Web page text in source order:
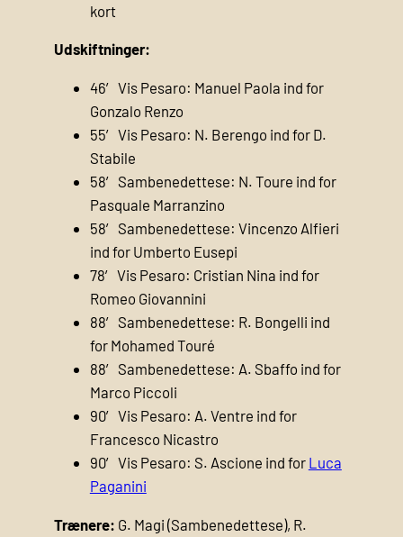
kort
Udskiftninger:
46′ Vis Pesaro: Manuel Paola ind for
Gonzalo Renzo
55′ Vis Pesaro: N. Berengo ind for D.
Stabile
58′ Sambenedettese: N. Toure ind for
Pasquale Marranzino
58′ Sambenedettese: Vincenzo Alfieri
ind for Umberto Eusepi
78′ Vis Pesaro: Cristian Nina ind for
Romeo Giovannini
88′ Sambenedettese: R. Bongelli ind
for Mohamed Touré
88′ Sambenedettese: A. Sbaffo ind for
Marco Piccoli
90′ Vis Pesaro: A. Ventre ind for
Francesco Nicastro
90′ Vis Pesaro: S. Ascione ind for Luca
Paganini
Trænere: G. Magi (Sambenedettese), R.